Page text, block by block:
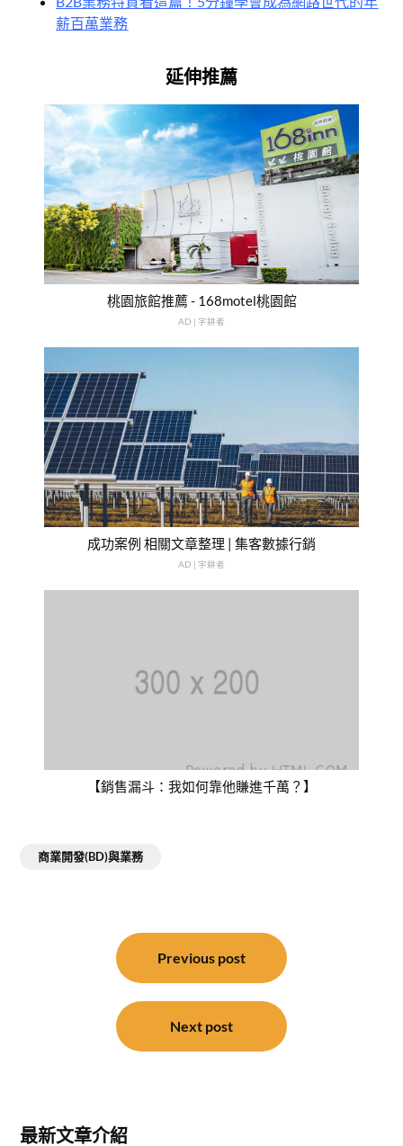
薪百萬業務
延伸推薦
桃園旅館推薦 - 168motel桃園館
AD | 字耕者
成功案例 相關文章整理 | 集客數據行銷
AD | 字耕者
【銷售漏斗：我如何靠他賺進千萬？】
商業開發(BD)與業務
Previous post
Next post
最新文章介紹